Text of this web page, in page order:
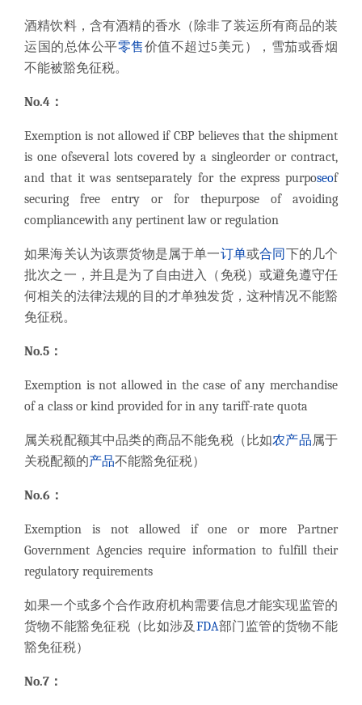
酒精饮料，含有酒精的香水（除非了装运所有商品的装
运国的总体公平零售价值不超过5美元），雪茄或香烟
不能被豁免征税。
No.4：
Exemption is not allowed if CBP believes that the shipment
is one ofseveral lots covered by a singleorder or contract,
and that it was sentseparately for the express purposeof
securing free entry or for thepurpose of avoiding
compliancewith any pertinent law or regulation
如果海关认为该票货物是属于单一订单或合同 下的几个
批次之一，并且是为了自由进入（免税）或避免遵守任
何相关的法律法规的目的才单独发货，这种情况不能豁
免征税。
No.5：
Exemption is not allowed in the case of any merchandise
of a class or kind provided for in any tariff-rate quota
属关税配额其中品类的商品不能免税（比如农产品属于
关税配额的产品不能豁免征税）
No.6：
Exemption is not allowed if one or more Partner
Government Agencies require information to fulfill their
regulatory requirements
如果一个或多个合作政府机构需要信息才能实现监管的
货物不能豁免征税（比如涉及 FDA部门监管的货物不能
豁免征税）
No.7：